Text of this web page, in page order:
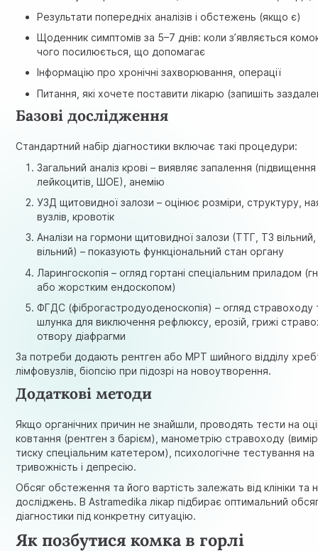
Результати попередніх аналізів і обстежень (якщо є)
Щоденник симптомів за 5–7 днів: коли з’являється
чого посилюється, що допомагає
Інформацію про хронічні захворювання, операції
Питання, які хочете поставити лікарю (запишіть
Базові дослідження
Стандартний набір діагностики включає такі процедури:
Загальний аналіз крові – виявляє запалення (підвищення
лейкоцитів, ШОЕ), анемію
УЗД щитовидної залози – оцінює розміри, структуру,
вузлів, кровотік
Аналізи на гормони щитовидної залози (ТТГ, Т3
вільний) – показують функціональний стан органу
Ларингоскопія – огляд гортані спеціальним приладом
або жорстким ендоскопом)
ФГДС (фіброгастродуоденоскопія) – огляд стравоходу
шлунка для виключення рефлюксу, ерозій, грижі
отвору діафрагми
За потреби додають рентген або МРТ шийного відділу
лімфовузлів, біопсію при підозрі на новоутворення.
Додаткові методи
Якщо органічних причин не знайшли, проводять тести на
ковтання (рентген з барієм), манометрію стравоходу
тиску спеціальним катетером), психологічне тестування на
тривожність і депресію.
Обсяг обстеження та його вартість залежать від клініки та
досліджень. В Astramedika лікар підбирає оптимальний
діагностики під конкретну ситуацію.
Як позбутися комка в горлі